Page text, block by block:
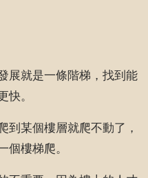
展就是一條階梯，找到能
快。
到某個樓層就爬不動了，
個樓梯爬。